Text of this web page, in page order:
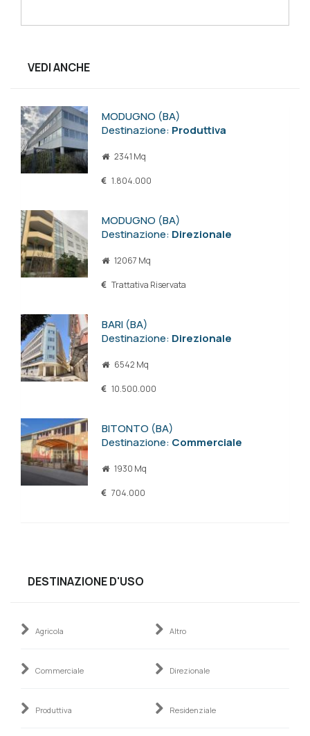
VEDI ANCHE
MODUGNO (BA)
Destinazione: Produttiva
2341 Mq
1.804.000
MODUGNO (BA)
Destinazione: Direzionale
12067 Mq
Trattativa Riservata
BARI (BA)
Destinazione: Direzionale
6542 Mq
10.500.000
BITONTO (BA)
Destinazione: Commerciale
1930 Mq
704.000
DESTINAZIONE D'USO
Agricola Altro
Commerciale Direzionale
Produttiva Residenziale